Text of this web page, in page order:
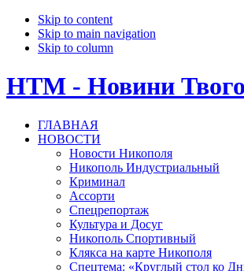
Skip to content
Skip to main navigation
Skip to column
НТМ - Новини
ГЛАВНАЯ
НОВОСТИ
Новости Никополя
Никополь Индустриальный
Криминал
Ассорти
Спецрепортаж
Культура и Досуг
Никополь Спортивный
Клякса на карте Никополя
Cпецтема: «Круглый стол ко